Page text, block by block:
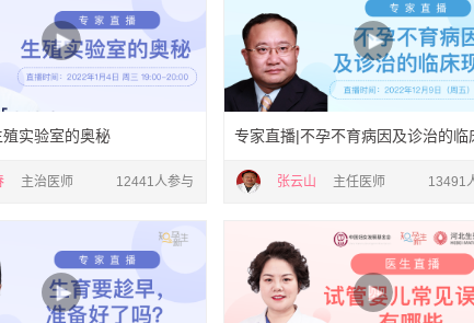
实验室的奥秘
主治医师 12441人参与
专家直播|不孕不育病因及诊治的临
张云山 主任医师 13491